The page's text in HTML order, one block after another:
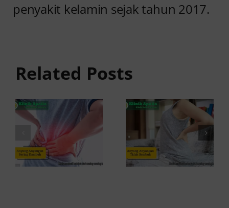
penyakit kelamin sejak tahun 2017.
Related Posts
Penyebab
Sering
Kambuh
dan Cara
Atasinya
Anyang
Penyebab
dan
Solusinya